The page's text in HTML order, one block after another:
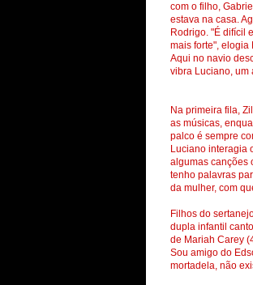
com o filho,
estava na casa.
Rodrigo. "É difícil
mais forte", elogia
Aqui no navio
vibra Luciano, um
Na primeira fila,
as músicas,
palco é sempre
Luciano interagia
algumas canções
tenho palavras
da mulher, com
Filhos do
dupla infantil
de Mariah Carey
Sou amigo do
mortadela, não